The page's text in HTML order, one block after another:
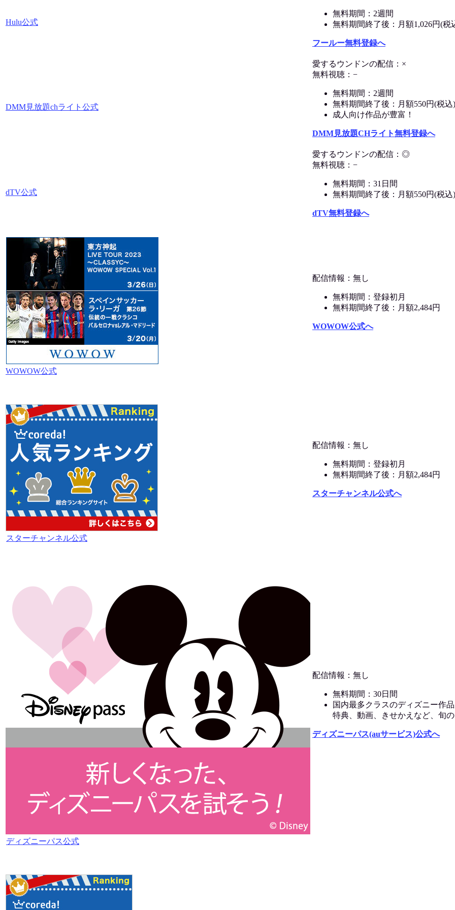
Hulu公式
無料期間：2週間
無料期間終了後：月額1,026円(税
フールー無料登録へ
DMM見放題chライト公式
愛するウンドンの配信：×
無料視聴：−
無料期間：2週間
無料期間終了後：月額550円(税込)
成人向け作品が豊富！
DMM見放題CHライト無料登録へ
dTV公式
愛するウンドンの配信：◎
無料視聴：−
無料期間：31日間
無料期間終了後：月額550円(税込)
dTV無料登録へ
WOWOW公式
配信情報：無し
無料期間：登録初月
無料期間終了後：月額2,484円
WOWOW公式へ
スターチャンネル公式
配信情報：無し
無料期間：登録初月
無料期間終了後：月額2,484円
スターチャンネル公式へ
ディズニーパス公式
配信情報：無し
無料期間：30日間
国内最多クラスのディズニー作
特典、動画、きせかえなど、旬
ディズニーパス(auサービス)公式へ